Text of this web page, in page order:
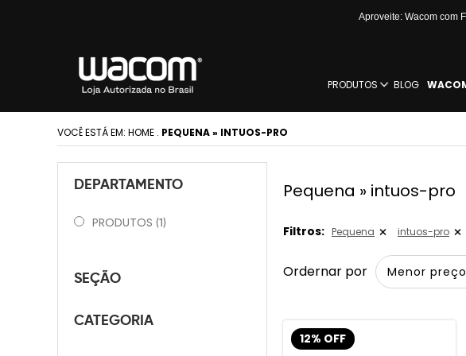
Aproveite: Wacom com
PRODUTOS BLOG
VOCÊ ESTÁ EM: HOME . PEQUENA » INTUOS-PRO
DEPARTAMENTO
PRODUTOS (1)
SEÇÃO
CATEGORIA
Pequena » intuos-pro
Filtros: Pequena intuos-pro
Ordernar por
12% OFF